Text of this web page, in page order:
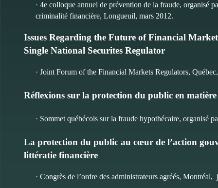
· 4e colloque annuel de prévention de la fraude, organisé
criminalité financière, Longueuil, mars 2012.
Issues Regarding the Future of Financial
Single National Securites Regulator
· Joint Forum of the Financial Markets Regulators,
Réflexions sur la protection du public en
· Sommet québécois sur la fraude hypothécaire, organisé
La protection du public au cœur de l’action
littératie financière
· Congrès de l’ordre des administrateurs agréés,